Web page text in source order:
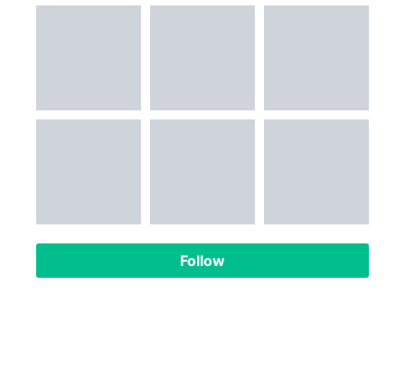
Follow